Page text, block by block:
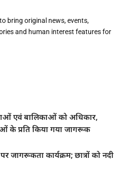
bring original news, events,
and human interest features for
एवं बालिकाओं को अधिकार,
के प्रति किया गया जागरूक
जागरूकता कार्यक्रम; छात्रों को नदी